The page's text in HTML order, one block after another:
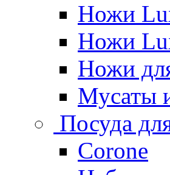
Ножи
Ножи
Ножи
Мусаты
Посуда
Corone